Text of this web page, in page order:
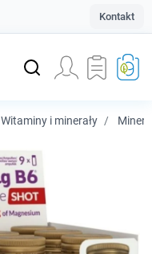
Kontakt
Witaminy i minerały